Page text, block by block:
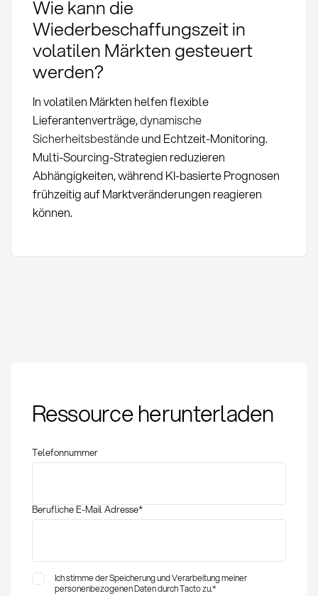
Wie kann die
Wiederbeschaffungszeit in
volatilen Märkten gesteuert
werden?
In volatilen Märkten helfen flexible
Lieferantenverträge,dynamische
Sicherheitsbeständeund Echtzeit-Monitoring.
Multi-Sourcing-Strategien reduzieren
Abhängigkeiten, während KI-basierte Prognosen
frühzeitig auf Marktveränderungen reagieren
können.
Definition, Berechnung
und Optimierung
Ressource herunterladen
Telefonnummer
Berufliche E-Mail Adresse*
Ich stimme der Speicherung und Verarbeitung meiner
personenbezogenen Daten durch Tacto zu.*